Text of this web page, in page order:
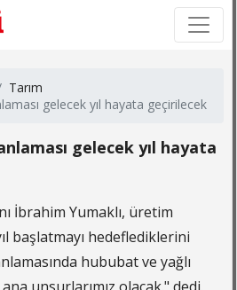
Tarım
gelecek yıl hayata geçirilecek
gelecek yıl hayata
İbrahim Yumaklı, üretim
başlatmayı hedeflediklerini
hububat ve yağlı
×
×